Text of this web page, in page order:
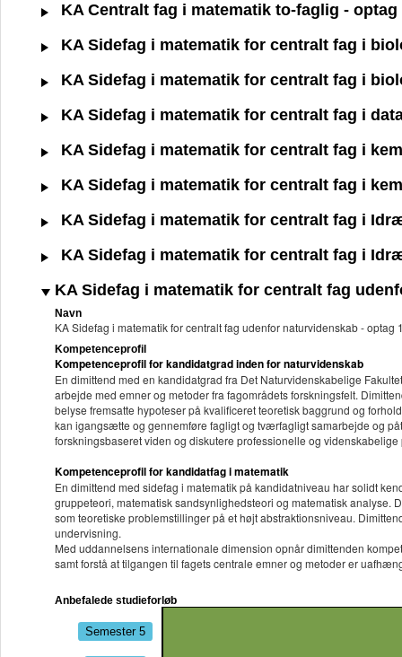
KA Centralt fag i matematik to-faglig - optag
KA Sidefag i matematik for centralt fag i
KA Sidefag i matematik for centralt fag i
KA Sidefag i matematik for centralt fag i
KA Sidefag i matematik for centralt fag i
KA Sidefag i matematik for centralt fag i
KA Sidefag i matematik for centralt fag i
KA Sidefag i matematik for centralt fag i
KA Sidefag i matematik for centralt fag
Navn
KA Sidefag i matematik for centralt fag udenfor naturvidenskab - optag
Kompetenceprofil
Kompetenceprofil for kandidatgrad inden for naturvidenskab
En dimittend med en kandidatgrad fra Det Naturvidenskabelige
arbejde med emner og metoder fra fagområdets forskningsfelt.
belyse fremsatte hypoteser på kvalificeret teoretisk baggrund og
kan igangsætte og gennemføre fagligt og tværfagligt samarbejde og
forskningsbaseret viden og diskutere professionelle og
Kompetenceprofil for kandidatfag i matematik
En dimittend med sidefag i matematik på kandidatniveau har solidt
gruppeteori, matematisk sandsynlighedsteori og matematisk
som teoretiske problemstillinger på et højt abstraktionsniveau.
undervisning.
Med uddannelsens internationale dimension opnår dimittenden
samt forstå at tilgangen til fagets centrale emner og metoder er
Anbefalede studieforløb
Semester 5